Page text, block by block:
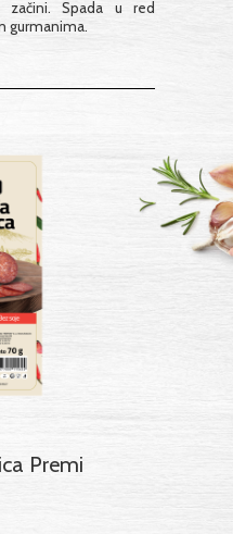
začini. Spada u red
gurmanima.
Premi